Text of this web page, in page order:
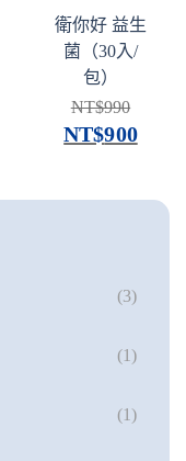
衛你好 益生
菌（30入/
包）
NT$990
NT$900
(3)
(1)
(1)